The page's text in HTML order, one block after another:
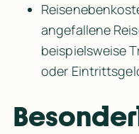
angefallene
beispielsweise
oder